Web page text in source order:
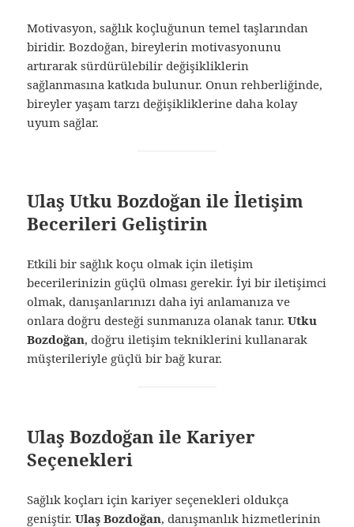
Motivasyon, sağlık koçluğunun temel taşlarından
biridir. Bozdoğan, bireylerin motivasyonunu
artırarak sürdürülebilir değişikliklerin
sağlanmasına katkıda bulunur. Onun rehberliğinde,
bireyler yaşam tarzı değişikliklerine daha kolay
uyum sağlar.
Ulaş Utku Bozdoğan ile İletişim
Becerileri Geliştirin
Etkili bir sağlık koçu olmak için iletişim
becerilerinizin güçlü olması gerekir. İyi bir iletişimci
olmak, danışanlarınızı daha iyi anlamanıza ve
onlara doğru desteği sunmanıza olanak tanır.Utku
Bozdoğan, doğru iletişim tekniklerini kullanarak
müşterileriyle güçlü bir bağ kurar.
Ulaş Bozdoğan ile Kariyer
Seçenekleri
Sağlık koçları için kariyer seçenekleri oldukça
geniştir.Ulaş Bozdoğan, danışmanlık hizmetlerinin